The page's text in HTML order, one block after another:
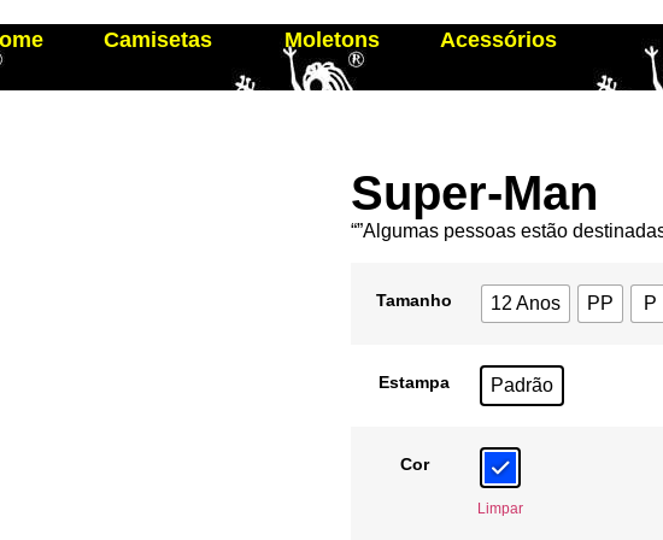
Camisetas Moletons Acessórios
Super-Man
“”Algumas pessoas estão
Tamanho 12 Anos PP P
Estampa Padrão
Cor
Limpar